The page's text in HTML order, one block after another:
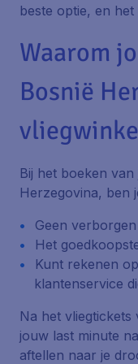
beste optie, en
Waarom
Bosnië
Bij het boeken
Herzegovina, ben
Geen
Het
Kunt rekenen
klantenservice
Na het
jouw last minute
aftellen naar je